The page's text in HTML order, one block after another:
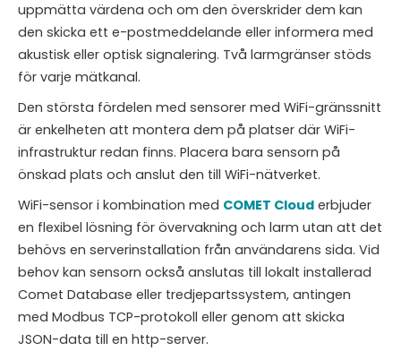
uppmätta värdena och om den överskrider dem kan
den skicka ett e-postmeddelande eller informera med
akustisk eller optisk signalering. Två larmgränser stöds
för varje mätkanal.
Den största fördelen med sensorer med WiFi-gränssnitt
är enkelheten att montera dem på platser där WiFi-
infrastruktur redan finns. Placera bara sensorn på
önskad plats och anslut den till WiFi-nätverket.
WiFi-sensor i kombination med COMET Cloud erbjuder
en flexibel lösning för övervakning och larm utan att det
behövs en serverinstallation från användarens sida. Vid
behov kan sensorn också anslutas till lokalt installerad
Comet Database eller tredjepartssystem, antingen
med Modbus TCP-protokoll eller genom att skicka
JSON-data till en http-server.